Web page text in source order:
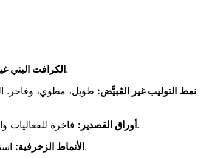
الكرافت البنيجمالية مخبز ريفي. يتناسق بشكل رائع مع الفانيليا والكراميل وزبدة البندق والشاي. تجنبه مع أي شيء وردي أو باستيل — سيُخفّف لون الكريمة.
نمط التوليب غير المُبيَّض: طويل، مطوي، وفاخر.
أوراق القصدير:فاخرة للفعاليات والأعراس، لكن انتبه للانعكاس — السطح المعدني سيلتقط ضوءك الرئيسي ويضيف لمعاناً غير مرغوب فيه إلى الإطار. شتّت الضوء أكثر عند تصوير القصدير.
الأنماط الزخرفية:استخدمها بحذر. ورق مزدحم ينافس تصميم الكريمة على لفت الانتباه. الأفضل أن يقترن بقبة ناعمة أو دوامة نجمية بسيطة، لا مع زخرفة معقدة أو شغل سكر.